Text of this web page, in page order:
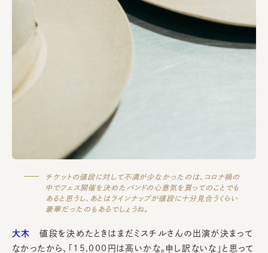
チケットの値段に対して不満が少なかったのは、コロナ禍の
中でフェス開催を決めたバンドの心意気を買ってのことでも
あると思うし、あとはラインナップが値段に十分見合うくらい
豪華だったのもあるでしょうね。
大木
値段を決めたときはまだミスチルさんの出演が決まって
なかったから、「15,000円は高いかな。申し訳ないな」と思って